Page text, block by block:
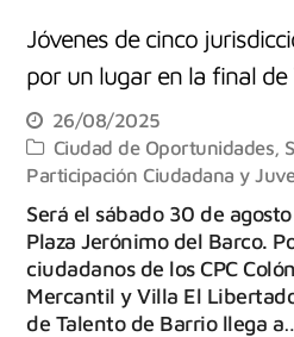
Jóvenes de cinco
por un lugar en la final de
26/08/2025
Ciudad de Oportunidades,
Participación Ciudadana y
Será el sábado 30 de
Plaza Jerónimo del Barco.
ciudadanos de los CPC
Mercantil y Villa El
de Talento de Barrio llega